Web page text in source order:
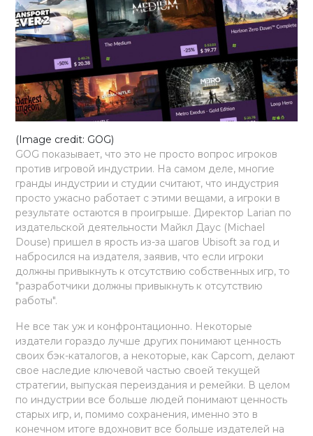
(Image credit: GOG)
GOG показывает, что это не просто вопрос игроков
против игровой индустрии. На самом деле, многие
гранды индустрии и студии считают, что индустрия
просто ужасно работает с этими вещами, а игроки в
результате остаются в проигрыше. Директор Larian по
издательской деятельности Майкл Даус (Michael
Douse) пришел в ярость из-за шагов Ubisoft за год и
набросился на издателя, заявив, что если игроки
должны привыкнуть к отсутствию собственных игр, то
"разработчики должны привыкнуть к отсутствию
работы".
Не все так уж и конфронтационно. Некоторые
издатели гораздо лучше других понимают ценность
своих бэк-каталогов, а некоторые, как Capcom, делают
свое наследие ключевой частью своей текущей
стратегии, выпуская переиздания и ремейки. В целом
по индустрии все больше людей понимают ценность
старых игр, и, помимо сохранения, именно это в
конечном итоге вдохновит все больше издателей на